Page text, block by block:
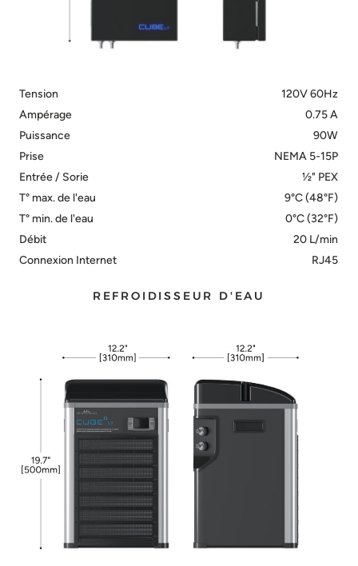
Tension
120V 60Hz
Ampérage
0.75 A
Puissance
90W
Prise
NEMA 5-15P
Entrée / Sorie
½" PEX
T° max. de l'eau
9°C (48°F)
T° min. de l'eau
0°C (32°F)
Débit
20 L/min
Connexion Internet
RJ45
REFROIDISSEUR D'EAU